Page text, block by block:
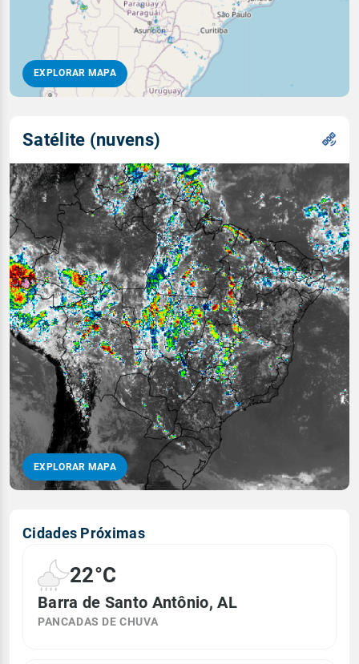
EXPLORAR MAPA
Satélite (nuvens)
EXPLORAR MAPA
Cidades Próximas
22°C
Barra de Santo Antônio, AL
PANCADAS DE CHUVA